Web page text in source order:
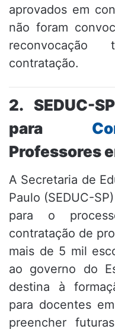
aprovados em
não foram
contratação.
2. SEDUC-
para
Professores
A Secretaria de
Paulo (SEDUC-
para o
contratação de
mais de 5 mil
ao governo do
destina à
para docentes
preencher